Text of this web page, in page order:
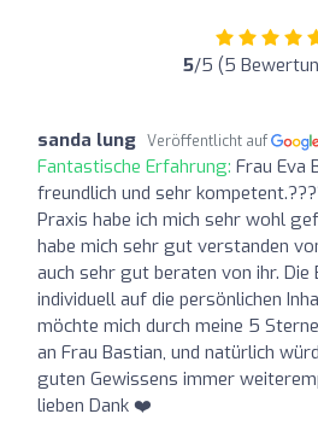
5/5 (5
sanda lung Veröffentlicht auf
Fantastische Erfahrung: Frau Eva
freundlich und sehr
Praxis habe ich mich sehr wohl
habe mich sehr gut verstanden
auch sehr gut beraten von ihr.
individuell auf die persönlichen
möchte mich durch meine 5
an Frau Bastian, und natürlich
guten Gewissens immer
lieben Dank ❤️